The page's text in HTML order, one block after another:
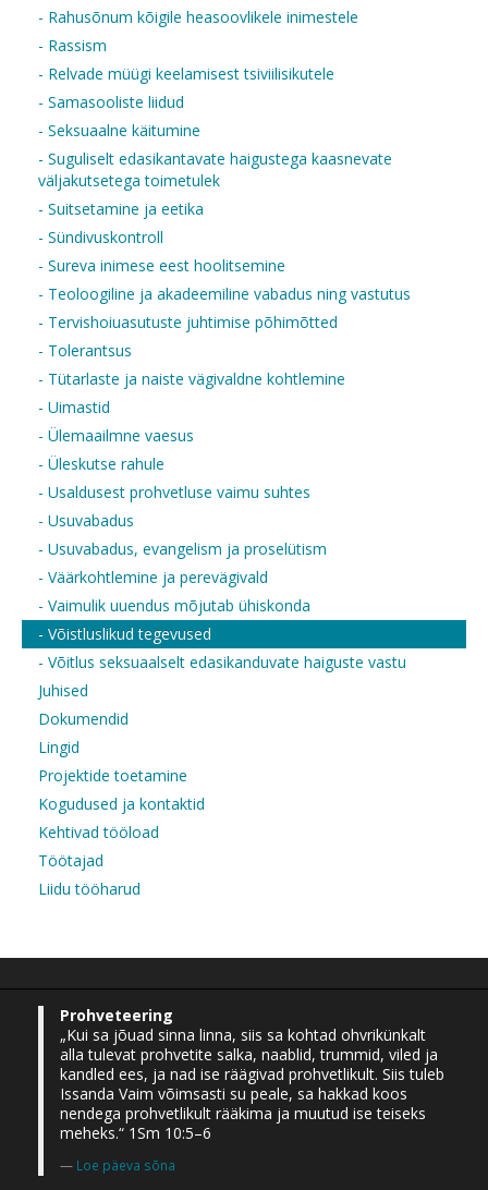
- Rahusõnum kõigile heasoovlikele inimestele
- Rassism
- Relvade müügi keelamisest tsiviilisikutele
- Samasooliste liidud
- Seksuaalne käitumine
- Suguliselt edasikantavate haigustega kaasnevate
väljakutsetega toimetulek
- Suitsetamine ja eetika
- Sündivuskontroll
- Sureva inimese eest hoolitsemine
- Teoloogiline ja akadeemiline vabadus ning vastutus
- Tervishoiuasutuste juhtimise põhimõtted
- Tolerantsus
- Tütarlaste ja naiste vägivaldne kohtlemine
- Uimastid
- Ülemaailmne vaesus
- Üleskutse rahule
- Usaldusest prohvetluse vaimu suhtes
- Usuvabadus
- Usuvabadus, evangelism ja proselütism
- Väärkohtlemine ja perevägivald
- Vaimulik uuendus mõjutab ühiskonda
- Võistluslikud tegevused
- Võitlus seksuaalselt edasikanduvate haiguste vastu
Juhised
Dokumendid
Lingid
Projektide toetamine
Kogudused ja kontaktid
Kehtivad tööload
Töötajad
Liidu tööharud
Prohveteering
„Kui sa jõuad sinna linna, siis sa kohtad ohvrikünkalt
alla tulevat prohvetite salka, naablid, trummid, viled ja
kandled ees, ja nad ise räägivad prohvetlikult. Siis tuleb
Issanda Vaim võimsasti su peale, sa hakkad koos
nendega prohvetlikult rääkima ja muutud ise teiseks
meheks.“ 1Sm 10:5–6
Loe päeva sõna